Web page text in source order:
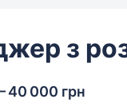
з
40 000 грн